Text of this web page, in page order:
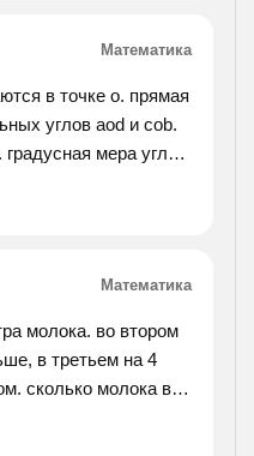
to
a tree. 9.john
ties up the parcel.).
Математика
в точке о. прямая
углов aod и cob.
мера угла
Математика
молока. во втором
в третьем на 4
сколько молока в